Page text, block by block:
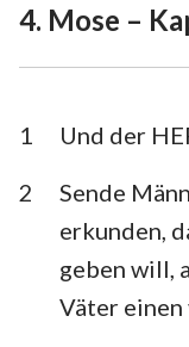
1. Chronik
Esra
Esther
Psalm
Prediger
Jesaja
4. Mose –
1
Und der
2
Sende
erkunden,
geben will,
Väter einen